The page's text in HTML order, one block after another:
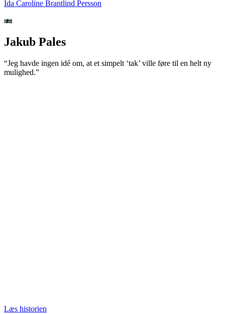
Ida Caroline Brantlind Persson
Jakub Pales
“Jeg havde ingen idé om, at et simpelt ‘tak’ ville føre til en helt ny
mulighed.”
Læs historien